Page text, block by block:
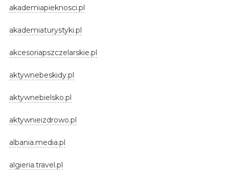
akademiapieknosci.pl
akademiaturystyki.pl
akcesoriapszczelarskie.pl
aktywnebeskidy.pl
aktywnebielsko.pl
aktywnieizdrowo.pl
albania.media.pl
algieria.travel.pl